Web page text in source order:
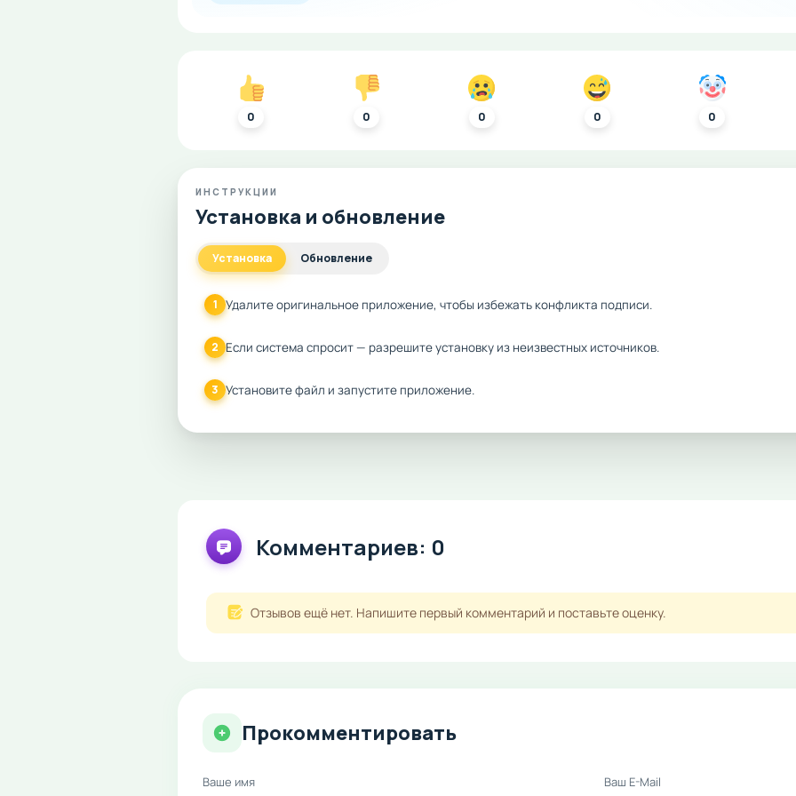
0 0 0 0 0
ИНСТРУКЦИИ
Установка и обновление
Установка Обновление
1 Удалите оригинальное приложение, чтобы избежать конфликта подписи.
2 Если система спросит — разрешите установку из неизвестных источников.
3 Установите файл и запустите приложение.
Комментариев: 0
Отзывов ещё нет. Напишите первый комментарий и поставьте оценку.
Прокомментировать
Ваше имя Ваш E-Mail